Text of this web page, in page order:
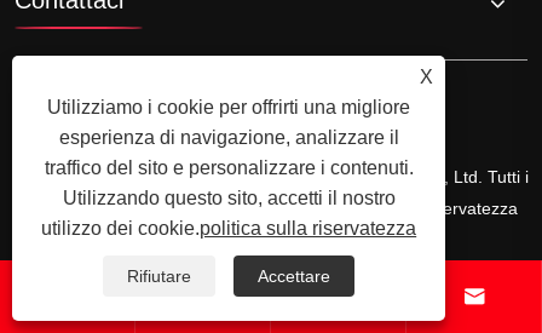
Copyright © 2024 Zhejiang Shuannng Steel Industry Co., Ltd. Tutti i
diritti riservati.Links Sitemap RSS XML politica sulla riservatezza
 
X
Utilizziamo i cookie per offrirti una migliore
esperienza di navigazione, analizzare il
traffico del sito e personalizzare i contenuti.
Utilizzando questo sito, accetti il ​​nostro
utilizzo dei cookie.politica sulla riservatezza
Rifiutare Accettare